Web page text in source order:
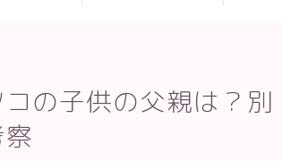
の子供の父親は？別